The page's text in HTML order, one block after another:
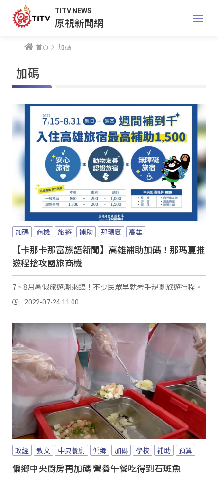
TITV NEWS
原視新聞網
首頁 加碼
加碼
加碼 商機 旅遊 補助 那瑪夏 高雄
【卡那卡那富族語新聞】高雄補助加碼！那瑪夏推
遊程搶攻國旅商機
7、8月暑假旅遊潮來臨！不少民眾早就著手規劃旅遊行程。
2022-07-24 11:00
政經 教文 中央餐廚 偏鄉 加碼 學校 補助 預算
偏鄉中央廚房再加碼 營養午餐吃得到石斑魚